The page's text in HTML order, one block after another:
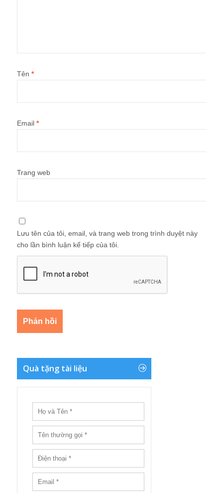
Tên *
Email *
Trang web
Lưu tên của tôi, email, và trang web trong trình duyệt này
cho lần bình luận kế tiếp của tôi.
Quà tặng tài liệu